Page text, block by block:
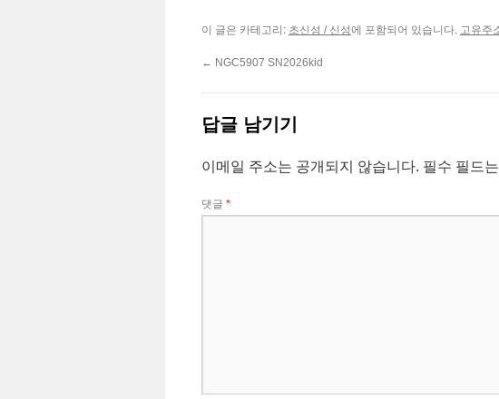
이 글은 카테고리: 초신성 / 신성에 포함되어 있습니다. 고유주
← NGC5907 SN2026kid
답글 남기기
이메일 주소는 공개되지 않습니다. 필수 필드는
댓글 *